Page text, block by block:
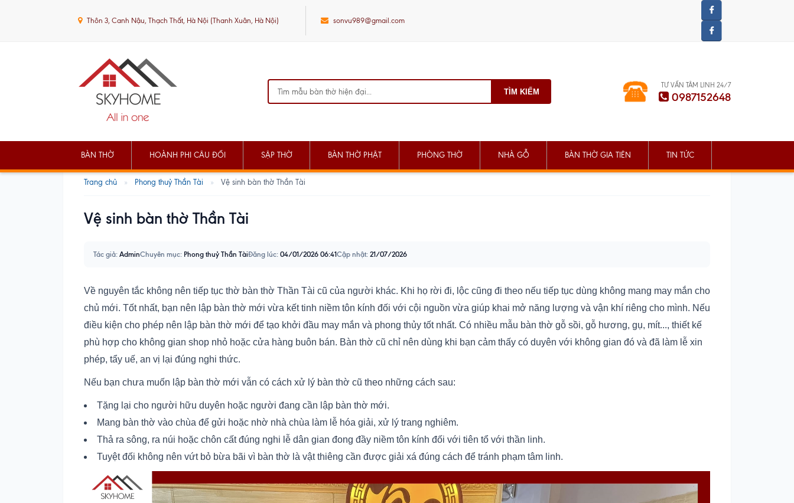
Thôn 3, Canh Nậu, Thạch Thất, Hà Nội (Thanh Xuân, Hà Nội) sonvu989@gmail.com
TÌM KIẾM
TƯ VẤN TÂM LINH 24/7
0987152648
BÀN THỜ HOÀNH PHI CÂU ĐỐI SẬP THỜ BÀN THỜ PHẬT PHÒNG THỜ NHÀ GỖ BÀN THỜ GIA TIÊN TIN TỨC
Trang chủ » Phong thuỷ Thần Tài » Vệ sinh bàn thờ Thần Tài
Vệ sinh bàn thờ Thần Tài
Tác giả: AdminChuyên mục: Phong thuỷ Thần TàiĐăng lúc: 04/01/2026 06:41Cập nhật: 21/07/2026
Về nguyên tắc không nên tiếp tục thờ bàn thờ Thần Tài cũ của người khác. Khi họ rời đi, lộc cũng đi theo nếu tiếp tục dùng không mang may mắn cho
chủ mới. Tốt nhất, bạn nên lập bàn thờ mới vừa kết tinh niềm tôn kính đối với cội nguồn vừa giúp khai mở năng lượng và vận khí riêng cho mình. Nếu
điều kiện cho phép nên lập bàn thờ mới để tạo khởi đầu may mắn và phong thủy tốt nhất. Có nhiều mẫu bàn thờ gỗ sồi, gỗ hương, gụ, mít..., thiết kế
phù hợp cho không gian shop nhỏ hoặc cửa hàng buôn bán. Bàn thờ cũ chỉ nên dùng khi bạn cảm thấy có duyên với không gian đó và đã làm lễ xin
phép, tẩy uế, an vị lại đúng nghi thức.
Nếu bạn chưa muốn lập bàn thờ mới vẫn có cách xử lý bàn thờ cũ theo những cách sau:
Tặng lại cho người hữu duyên hoặc người đang cần lập bàn thờ mới.
Mang bàn thờ vào chùa để gửi hoặc nhờ nhà chùa làm lễ hóa giải, xử lý trang nghiêm.
Thả ra sông, ra núi hoặc chôn cất đúng nghi lễ dân gian đong đầy niềm tôn kính đối với tiên tổ với thần linh.
Tuyệt đối không nên vứt bỏ bừa bãi vì bàn thờ là vật thiêng cần được giải xá đúng cách để tránh phạm tâm linh.